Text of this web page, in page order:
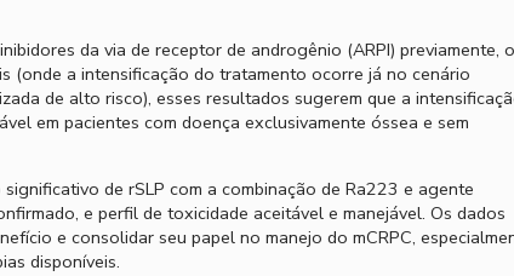
da via de receptor de androgênio (ARPI) previamente, o
(onde a intensificação do tratamento ocorre já no cenário
de alto risco), esses resultados sugerem que a
em pacientes com doença exclusivamente óssea e sem
de rSLP com a combinação de Ra223 e agente
e perfil de toxicidade aceitável e manejável. Os dados
e consolidar seu papel no manejo do mCRPC,
disponíveis.